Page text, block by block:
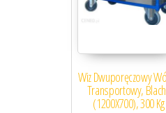
Wiz Dwuporęczowy
Transportowy,
(1200X700), 300 Kg